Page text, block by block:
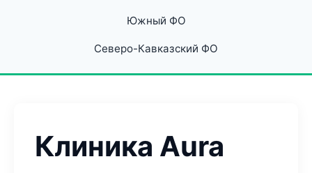
Южный ФО
Северо-Кавказский ФО
Клиника Aura